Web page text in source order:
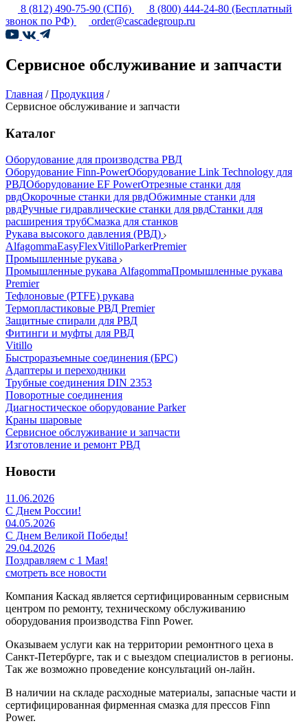
8 (812) 490-75-90 (СПб) 8 (800) 444-24-80 (Бесплатный
звонок по РФ)
order@cascadegroup.ru
Сервисное обслуживание и запчасти
Главная /Продукция /
Сервисное обслуживание и запчасти
Каталог
Оборудование для производства РВД
Оборудование Finn-PowerОборудование Link Technology для
РВДОборудование EF PowerОтрезные станки для
рвдОкорочные станки для рвдОбжимные станки для
рвдРучные гидравлические станки для рвдСтанки для
расширения трубСмазка для станков
Рукава высокого давления (РВД)
AlfagommaEasyFlexVitilloParkerPremier
Промышленные рукава
Промышленные рукава AlfagommaПромышленные рукава
Premier
Тефлоновые (PTFE) рукава
Термопластиковые РВД Premier
Защитные спирали для РВД
Фитинги и муфты для РВД
Vitillo
Быстроразъемные соединения (БРС)
Адаптеры и переходники
Трубные соединения DIN 2353
Поворотные соединения
Диагностическое оборудование Parker
Краны шаровые
Сервисное обслуживание и запчасти
Изготовление и ремонт РВД
Новости
11.06.2026
С Днем России!
04.05.2026
С Днем Великой Победы!
29.04.2026
Поздравляем с 1 Мая!
смотреть все новости
Компания Каскад является сертифицированным сервисным
центром по ремонту, техническому обслуживанию
оборудования производства Finn Power.
Оказываем услуги как на территории ремонтного цеха в
Санкт-Петербурге, так и с выездом специалистов в регионы.
Так же возможно проведение консультаций он-лайн.
В наличии на складе расходные материалы, запасные части и
сертифицированная фирменная смазка для прессов Finn
Power.